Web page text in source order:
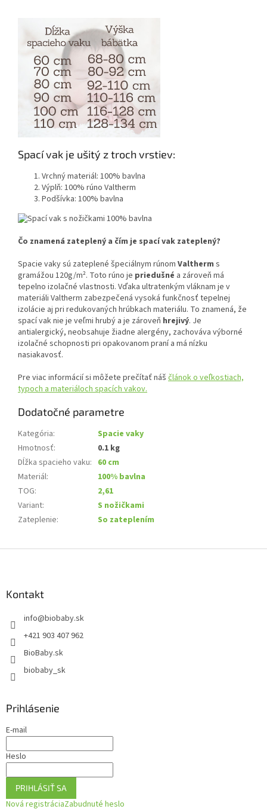
Spací vak je ušitý z troch vrstiev:
Vrchný materiál: 100% bavlna
Výplň: 100% rúno Valtherm
Podšívka: 100% bavlna
Čo znamená zateplený a čím je spací vak zateplený?
Spacie vaky sú zateplené špeciálnym rúnom Valtherm s
gramážou 120g/m². Toto rúno je priedušné a zároveň má
tepelno izolačné vlastnosti. Vďaka ultratenkým vláknam je v
materiáli Valtherm zabezpečená vysoká funkčnosť tepelnej
izolácie aj pri redukovaných hrúbkach materiálu. To znamená, že
spací vak nie je veľmi hrubý a je zároveň hrejivý. Je
antialergický, neobsahuje žiadne alergény, zachováva výborné
izolačné schopnosti pri opakovanom praní a má nízku
nasiakavosť.
Pre viac informácií si môžete prečítať náš článok o veľkostiach,
typoch a materiáloch spacích vakov.
Dodatočné parametre
Kategória:
Spacie vaky
Hmotnosť:
0.1 kg
Dĺžka spacieho vaku: 60 cm
Materiál:
100% bavlna
TOG:
2,61
Variant:
S nožičkami
Zateplenie: So zateplením
Kontakt
info@biobaby.sk
+421 903 407 962
BioBaby.sk
biobaby_sk
Prihlásenie
E-mail
Heslo
PRIHLÁSIŤ SA
Nová registráciaZabudnuté heslo